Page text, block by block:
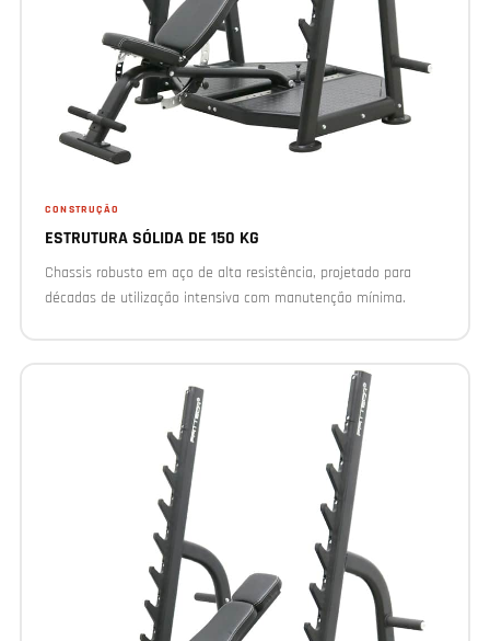
CONSTRUÇÃO
ESTRUTURA SÓLIDA DE 150 KG
Chassis robusto em aço de alta resistência, projetado para
décadas de utilização intensiva com manutenção mínima.